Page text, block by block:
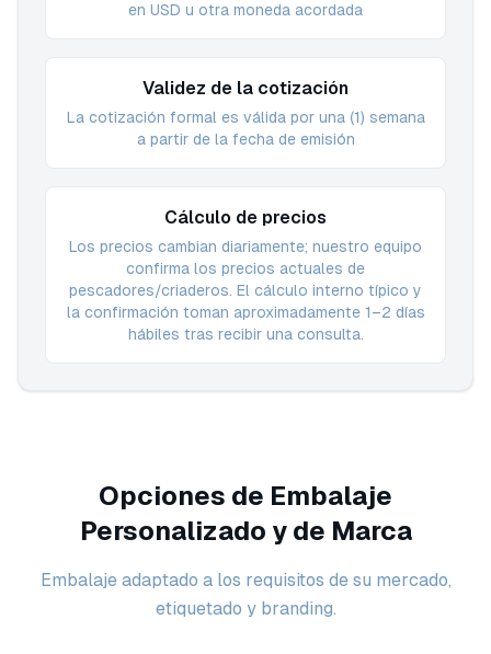
en USD u otra moneda acordada
Validez de la cotización
La cotización formal es válida por una (1) semana
a partir de la fecha de emisión
Cálculo de precios
Los precios cambian diariamente; nuestro equipo
confirma los precios actuales de
pescadores/criaderos. El cálculo interno típico y
la confirmación toman aproximadamente 1–2 días
hábiles tras recibir una consulta.
Opciones de Embalaje
Personalizado y de Marca
Embalaje adaptado a los requisitos de su mercado,
etiquetado y branding.